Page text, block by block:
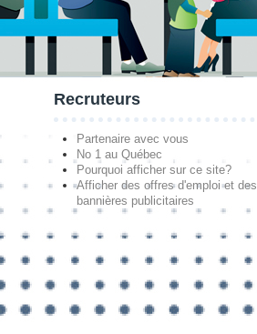
Recruteurs
Partenaire avec vous
No 1 au Québec
Pourquoi afficher sur ce site?
Afficher des offres d'emploi et des
bannières publicitaires